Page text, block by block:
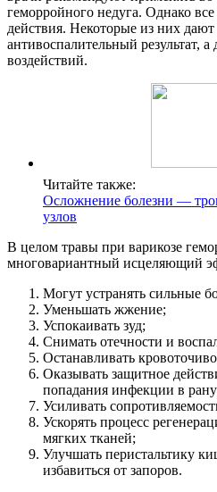
геморройного недуга. Однако
действия. Некоторые из них
антивоспалительный результат,
воздействий.
Читайте также:
Осложнение болезни —
узлов
В целом травы при варикозе
многовариантный исцеляющий
Могут устранять сильные
Уменьшать жжение;
Успокаивать зуд;
Снимать отечности и
Останавливать
Оказывать защитное
попадания инфекции в
Усиливать
Ускорять процесс
мягких тканей;
Улучшать перистальтику
избавиться от запоров.